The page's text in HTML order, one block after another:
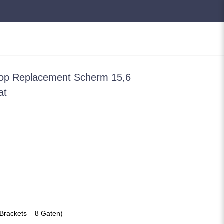
Replacement Scherm 15,6
– 8 Gaten)